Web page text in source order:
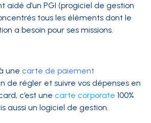
aidé d’un PGI (progiciel de gestion
tous les éléments dont le
a besoin pour ses missions.
une carte de paiement
de régler et suivre vos dépenses en
c’est une carte corporate 100%
aussi un logiciel de gestion.